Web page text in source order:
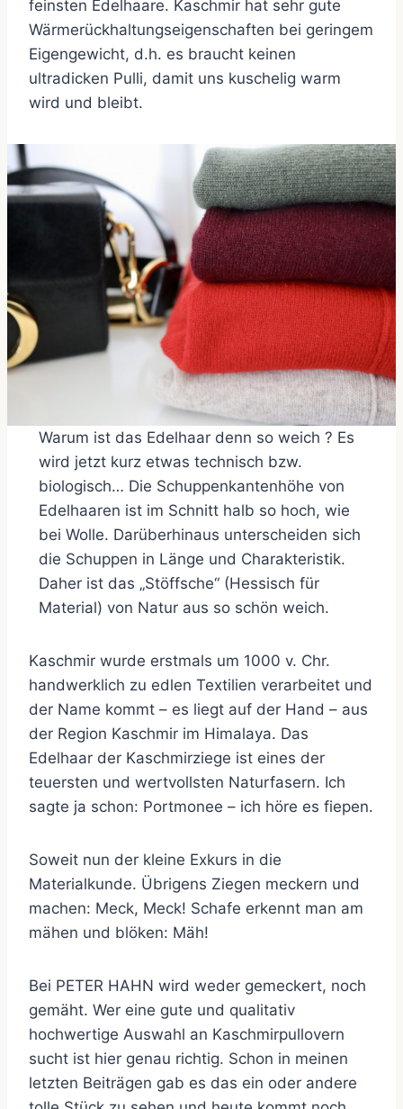
feinsten Edelhaare. Kaschmir hat sehr gute
Wärmerückhaltungseigenschaften bei geringem
Eigengewicht, d.h. es braucht keinen
ultradicken Pulli, damit uns kuschelig warm
wird und bleibt.
Warum ist das Edelhaar denn so weich ? Es
wird jetzt kurz etwas technisch bzw.
biologisch… Die Schuppenkantenhöhe von
Edelhaaren ist im Schnitt halb so hoch, wie
bei Wolle. Darüberhinaus unterscheiden sich
die Schuppen in Länge und Charakteristik.
Daher ist das „Stöffsche“ (Hessisch für
Material) von Natur aus so schön weich.
Kaschmir wurde erstmals um 1000 v. Chr.
handwerklich zu edlen Textilien verarbeitet und
der Name kommt – es liegt auf der Hand – aus
der Region Kaschmir im Himalaya. Das
Edelhaar der Kaschmirziege ist eines der
teuersten und wertvollsten Naturfasern. Ich
sagte ja schon: Portmonee – ich höre es fiepen.
Soweit nun der kleine Exkurs in die
Materialkunde. Übrigens Ziegen meckern und
machen: Meck, Meck! Schafe erkennt man am
mähen und blöken: Mäh!
Bei PETER HAHN wird weder gemeckert, noch
gemäht. Wer eine gute und qualitativ
hochwertige Auswahl an Kaschmirpullovern
sucht ist hier genau richtig. Schon in meinen
letzten Beiträgen gab es das ein oder andere